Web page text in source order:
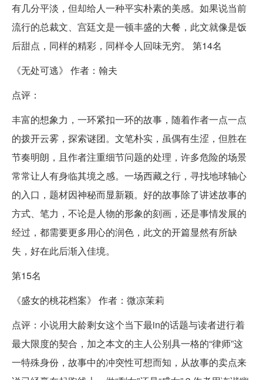
有几分平淡，但却给人一种平实朴素的美感。如果说当前
流行的总裁文、宫廷文是一顿丰盛的大餐，此文就像是饭
后甜点，同样的精彩，同样令人回味无穷。 第14名
《无处可逃》 作者：翰夫
点评：
丰富的想象力，一环紧扣一环的故事，随着作者一点一点
的拨开云雾，探索谜团。文笔朴实，虽偶有生涩，但胜在
节奏明朗，且作者注重细节问题的处理，许多危险的场景
常常让人有身临其境之感。一场西藏之行，寻找地球轴心
的入口，题材因神秘而显新颖。好的故事除了讲述故事的
方式、笔力，不论是人物的形象的刻画，还是事情发展的
经过，都需要更多用心的润色，此文的开篇显然有所缺
失，好在此后渐入佳境。
第15名
《盛女的桃花档案》 作者：微凉茉莉
点评：小说用大龄剩女这个当下最in的话题与读者进行着
最大限度的契合，加之本文的主人公别具一格的“律师”这
一特殊身份，故事中的冲突性可想而知，从故事的卖点来